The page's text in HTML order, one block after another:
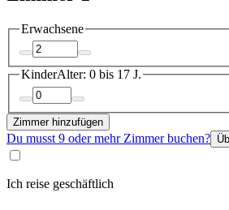
Erwachsene
KinderAlter: 0 bis 17 J.
Zimmer hinzufügen
Du musst 9 oder mehr Zimmer buchen?
Ich reise geschäftlich